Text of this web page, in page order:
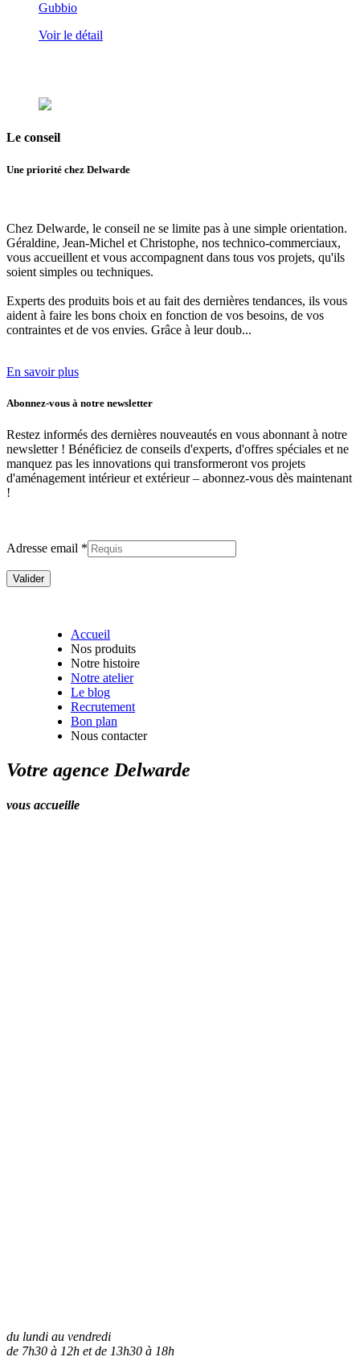
Gubbio
Voir le détail
Le conseil
Une priorité chez Delwarde
Chez Delwarde, le conseil ne se limite pas à une simple orientation.
Géraldine, Jean-Michel et Christophe, nos technico-commerciaux,
vous accueillent et vous accompagnent dans tous vos projets, qu'ils
soient simples ou techniques.
Experts des produits bois et au fait des dernières tendances, ils vous
aident à faire les bons choix en fonction de vos besoins, de vos
contraintes et de vos envies. Grâce à leur doub...
En savoir plus
Abonnez-vous à notre newsletter
Restez informés des dernières nouveautés en vous abonnant à notre
newsletter ! Bénéficiez de conseils d'experts, d'offres spéciales et ne
manquez pas les innovations qui transformeront vos projets
d'aménagement intérieur et extérieur – abonnez-vous dès maintenant
!
Adresse email *
Accueil
Nos produits
Notre histoire
Notre atelier
Le blog
Recrutement
Bon plan
Nous contacter
Votre agence Delwarde
vous accueille
du lundi au vendredi
de 7h30 à 12h et de 13h30 à 18h